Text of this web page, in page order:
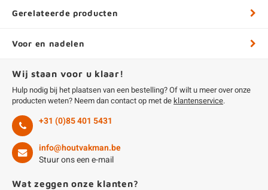
Gerelateerde producten
Voor en nadelen
Wij staan voor u klaar!
Hulp nodig bij het plaatsen van een bestelling? Of wilt u meer over onze
producten weten? Neem dan contact op met de klantenservice.
+31 (0)85 401 5431
info@houtvakman.be
Stuur ons een e-mail
Wat zeggen onze klanten?